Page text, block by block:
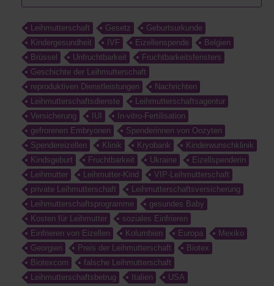
Leihmutterschaft Gesetz
Geburtsurkunde
Kindergesundheit
IVF Eizellenspende
Belgien
Brüssel
Unfruchtbarkeit
Fruchtbarkeitsfensters
Geschichte der Leihmutterschaft
reproduktiven Dienstleistungen
Nachrichten
Leihmutterschaftsdienste
Leihmutterschaftsagentur
Versicherung
IUI
In-vitro-Fertilisation
gefrorenen Embryonen
Spenderinnen von Oozyten
Spendereizellen
Klinik Kryobank
Kinderwunschklinik
Kindsgeburt
Fruchtbarkeit Ukraine
Eizellspenderin
Leihmutter
Leihmutter-Kind
VIP-Leihmutterschaft
private Leihmutterschaft
Leihmutterschaftsversicherung
Leihmutterschaftsprogramme
gesundes Baby
Kosten für Leihmutter
soziales Einfrieren
Einfrieren von Eizellen
Kolumbien Europa
Mexiko
Georgien
Preis der Leihmutterschaft
Biotex
Biotexcom
falsche Leihmutterschaft
Leihmutterschaftsbetrug
Italien
USA